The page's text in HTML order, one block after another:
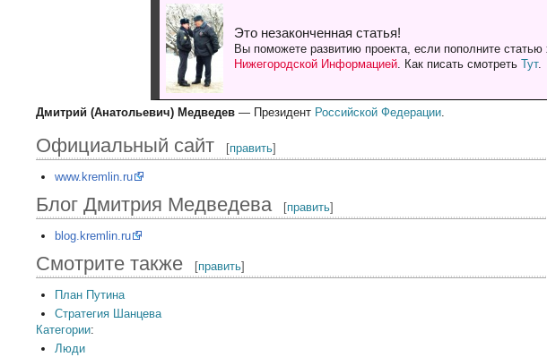
Это незаконченная статья!
Вы поможете развитию проекта, если пополните статью
Нижегородской Информацией. Как писать смотреть Тут.
Дмитрий (Анатольевич) Медведев — Президент Российской Федерации.
Официальный сайт [править]
www.kremlin.ru
Блог Дмитрия Медведева [править]
blog.kremlin.ru
Смотрите также [править]
План Путина
Стратегия Шанцева
Категории:
Люди